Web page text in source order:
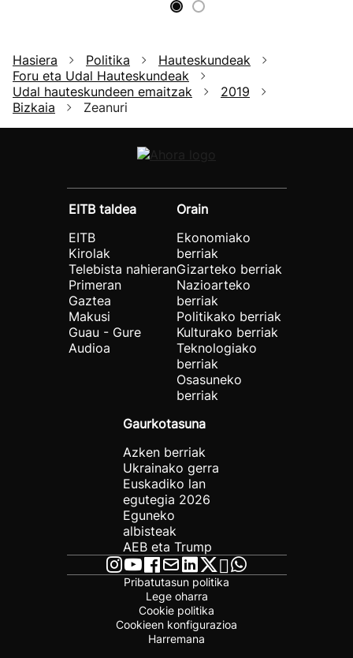
Hasiera Politika
Hauteskundeak
Foru eta Udal Hauteskundeak
Udal hauteskundeen emaitzak
2019
Bizkaia
Zeanuri
EITB taldea
EITB
Kirolak
Telebista nahieran
Primeran
Gaztea
Makusi
Guau - Gure
Audioa
Orain
Ekonomiako
berriak
Gizarteko berriak
Nazioarteko
berriak
Politikako berriak
Kulturako berriak
Teknologiako
berriak
Osasuneko
berriak
Gaurkotasuna
Azken berriak
Ukrainako gerra
Euskadiko lan
egutegia 2026
Eguneko
albisteak
AEB eta Trump
Pribatutasun politika
Lege oharra
Cookie politika
Cookieen konfigurazioa
Harremana